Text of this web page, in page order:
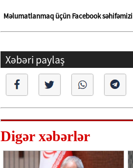
Məlumatlanmaq üçün Facebook səhifəmizi
Xəbəri paylaş
Digər xəbərlər